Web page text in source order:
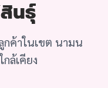
นธุ์
กค้าในเขต นามน
ล้เคียง